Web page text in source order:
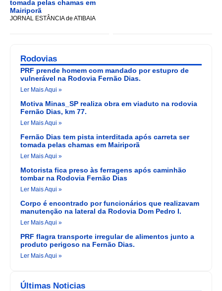
tomada pelas chamas em
Mairiporã
JORNAL ESTÂNCIA de ATIBAIA
Rodovias
PRF prende homem com mandado por estupro de
vulnerável na Rodovia Fernão Dias.
Ler Mais Aqui »
Motiva Minas_SP realiza obra em viaduto na rodovia
Fernão Dias, km 77.
Ler Mais Aqui »
Fernão Dias tem pista interditada após carreta ser
tomada pelas chamas em Mairiporã
Ler Mais Aqui »
Motorista fica preso às ferragens após caminhão
tombar na Rodovia Fernão Dias
Ler Mais Aqui »
Corpo é encontrado por funcionários que realizavam
manutenção na lateral da Rodovia Dom Pedro I.
Ler Mais Aqui »
PRF flagra transporte irregular de alimentos junto a
produto perigoso na Fernão Dias.
Ler Mais Aqui »
Últimas Noticias